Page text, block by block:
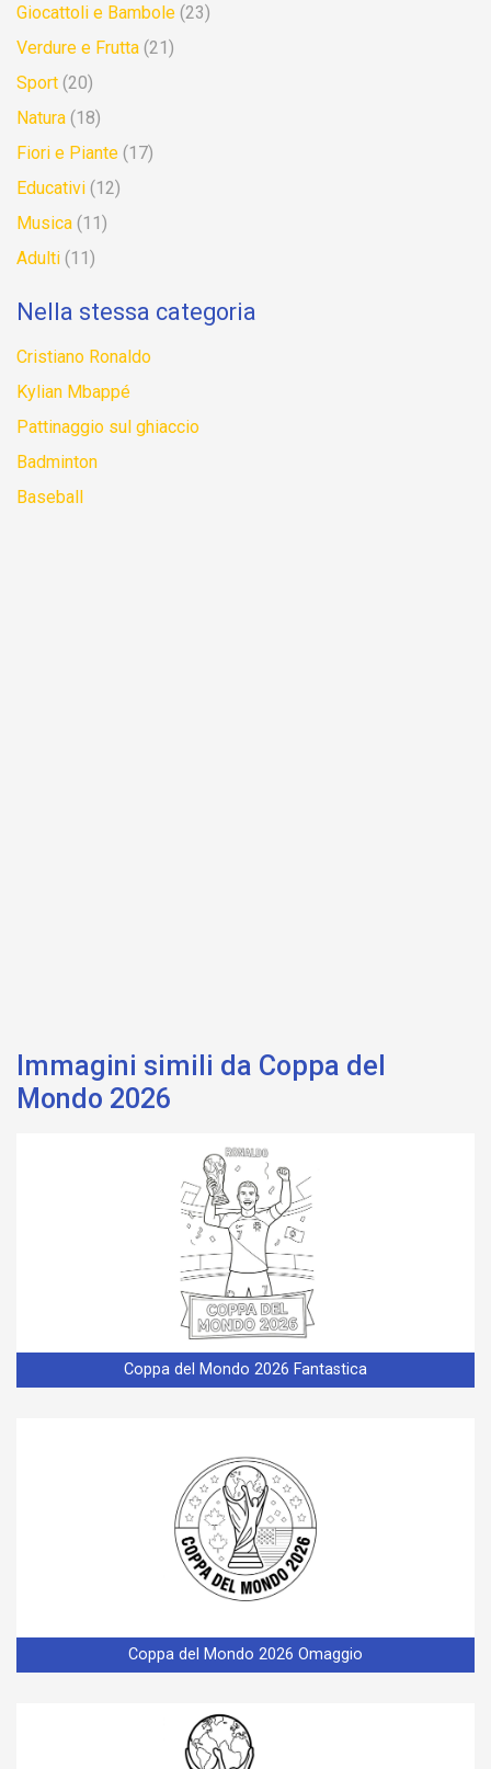
Giocattoli e Bambole (23)
Verdure e Frutta (21)
Sport (20)
Natura (18)
Fiori e Piante (17)
Educativi (12)
Musica (11)
Adulti (11)
Nella stessa categoria
Cristiano Ronaldo
Kylian Mbappé
Pattinaggio sul ghiaccio
Badminton
Baseball
Immagini simili da Coppa del
Mondo 2026
Coppa del Mondo 2026 Fantastica
Coppa del Mondo 2026 Omaggio